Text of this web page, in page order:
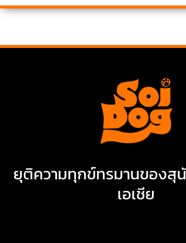
ยุติความทุกข์ทรมานของสุนั
เอเชีย